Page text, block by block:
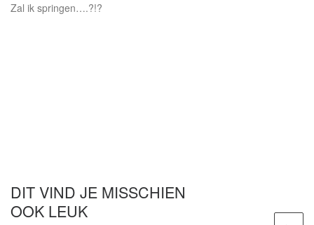
Zal ik springen….?!?
DIT VIND JE MISSCHIEN
OOK LEUK